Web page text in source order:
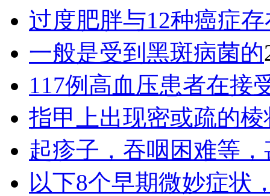
过度肥胖与12种癌症存
一般是受到黑斑病菌的
117例高血压患者在接
指甲上出现密或疏的棱
起疹子，吞咽困难等，
以下8个早期微妙症状